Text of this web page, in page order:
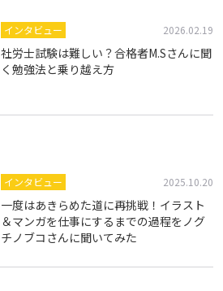
インタビュー 2026.02.19
社労士試験は難しい？合格者M.Sさんに聞
く勉強法と乗り越え方
インタビュー 2025.10.20
一度はあきらめた道に再挑戦！イラスト
＆マンガを仕事にするまでの過程をノグ
チノブコさんに聞いてみた